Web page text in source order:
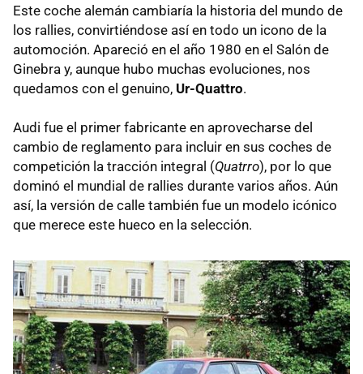
Este coche alemán cambiaría la historia del mundo de
los rallies, convirtiéndose así en todo un icono de la
automoción. Apareció en el año 1980 en el Salón de
Ginebra y, aunque hubo muchas evoluciones, nos
quedamos con el genuino, Ur-Quattro.
Audi fue el primer fabricante en aprovecharse del
cambio de reglamento para incluir en sus coches de
competición la tracción integral (Quatrro), por lo que
dominó el mundial de rallies durante varios años. Aún
así, la versión de calle también fue un modelo icónico
que merece este hueco en la selección.